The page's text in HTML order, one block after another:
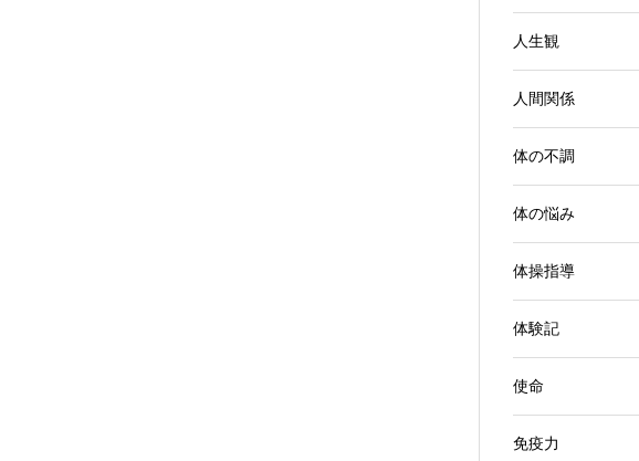
人生観
人間関係
体の不調
体の悩み
体操指導
体験記
使命
免疫力